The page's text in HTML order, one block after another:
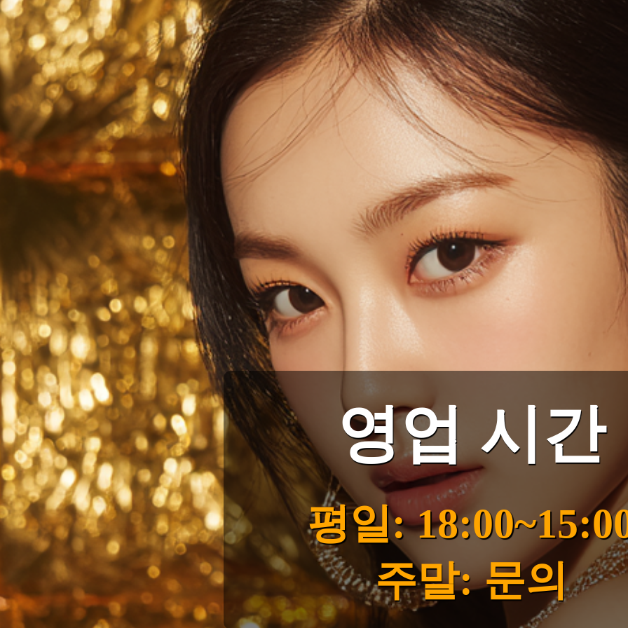
영업 시간
평일:
주말: 문의